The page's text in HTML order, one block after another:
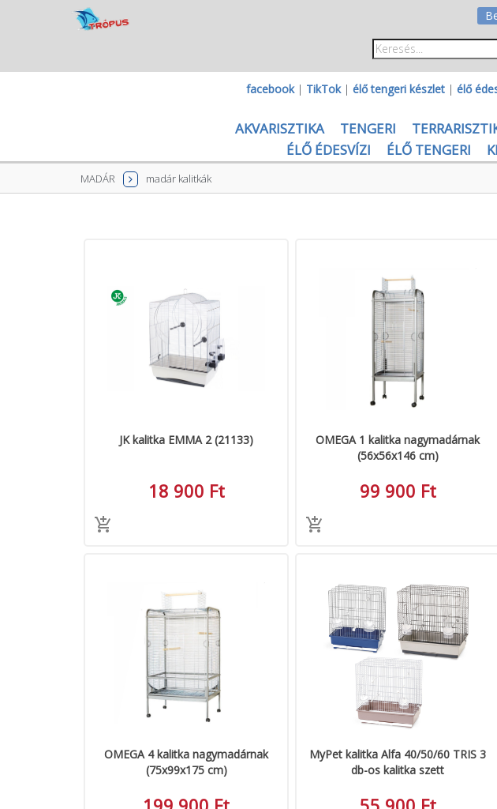
facebook| TikTok| élő tengeri készlet | élő
AKVARISZTIKA TENGERI
ÉLŐ ÉDESVÍZI
ÉLŐ TENGERI
MADÁR madár kalitkák
JK kalitka EMMA 2 (21133)
18 900 Ft
OMEGA 1 kalitka nagymadárnak
(56x56x146 cm)
99 900 Ft
OMEGA 4 kalitka nagymadárnak
(75x99x175 cm)
MyPet kalitka Alfa 40/50/60 TRIS 3
db-os kalitka szett